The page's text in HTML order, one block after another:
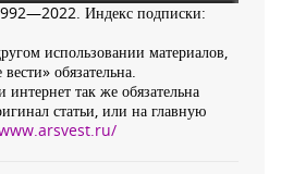
Индекс подписки:
использовании материалов,
обязательна.
так же обязательна
статьи, или на главную